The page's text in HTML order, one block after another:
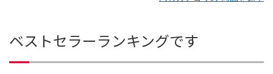
ベストセラーランキングです